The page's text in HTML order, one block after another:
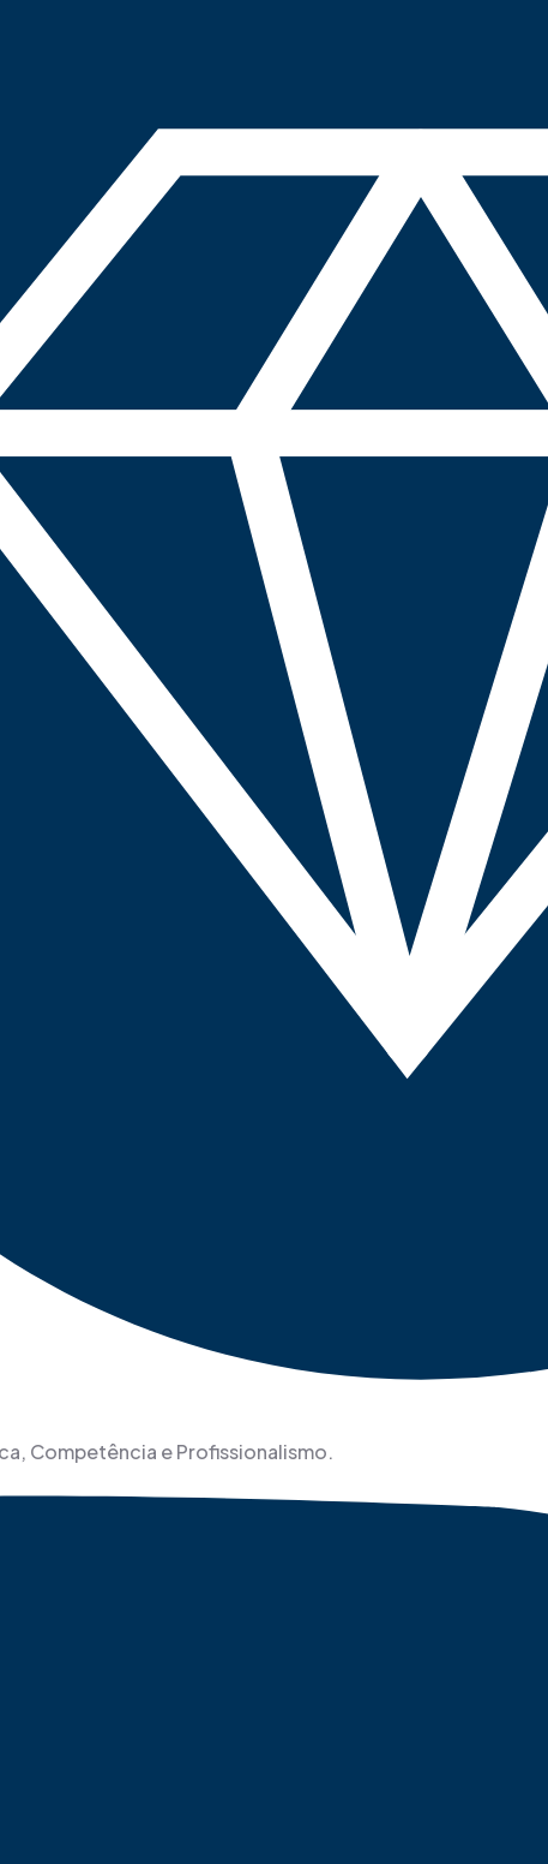
Competência e Profissionalismo.